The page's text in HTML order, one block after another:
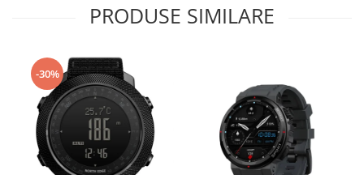
PRODUSE SIMILARE
-30%